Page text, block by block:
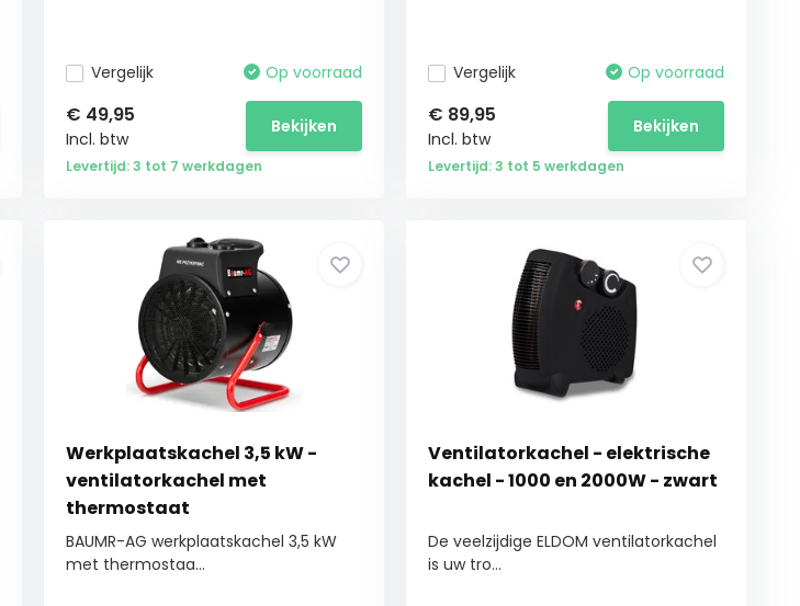
Vergelijk Op voorraad
€ 49,95
Incl. btw
Bekijken
Levertijd: 3 tot 7 werkdagen
Vergelijk Op voorraad
€ 89,95
Incl. btw
Bekijken
Levertijd: 3 tot 5 werkdagen
Werkplaatskachel 3,5 kW -
ventilatorkachel met
thermostaat
BAUMR-AG werkplaatskachel 3,5 kW
met thermostaa...
Ventilatorkachel - elektrische
kachel - 1000 en 2000W - zwart
De veelzijdige ELDOM ventilatorkachel
is uw tro...